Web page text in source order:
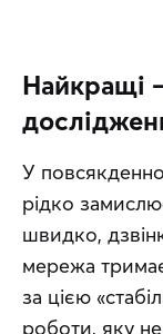
Найкращі
У
рідко
швидко,
мережа
за цією
роботи, яку